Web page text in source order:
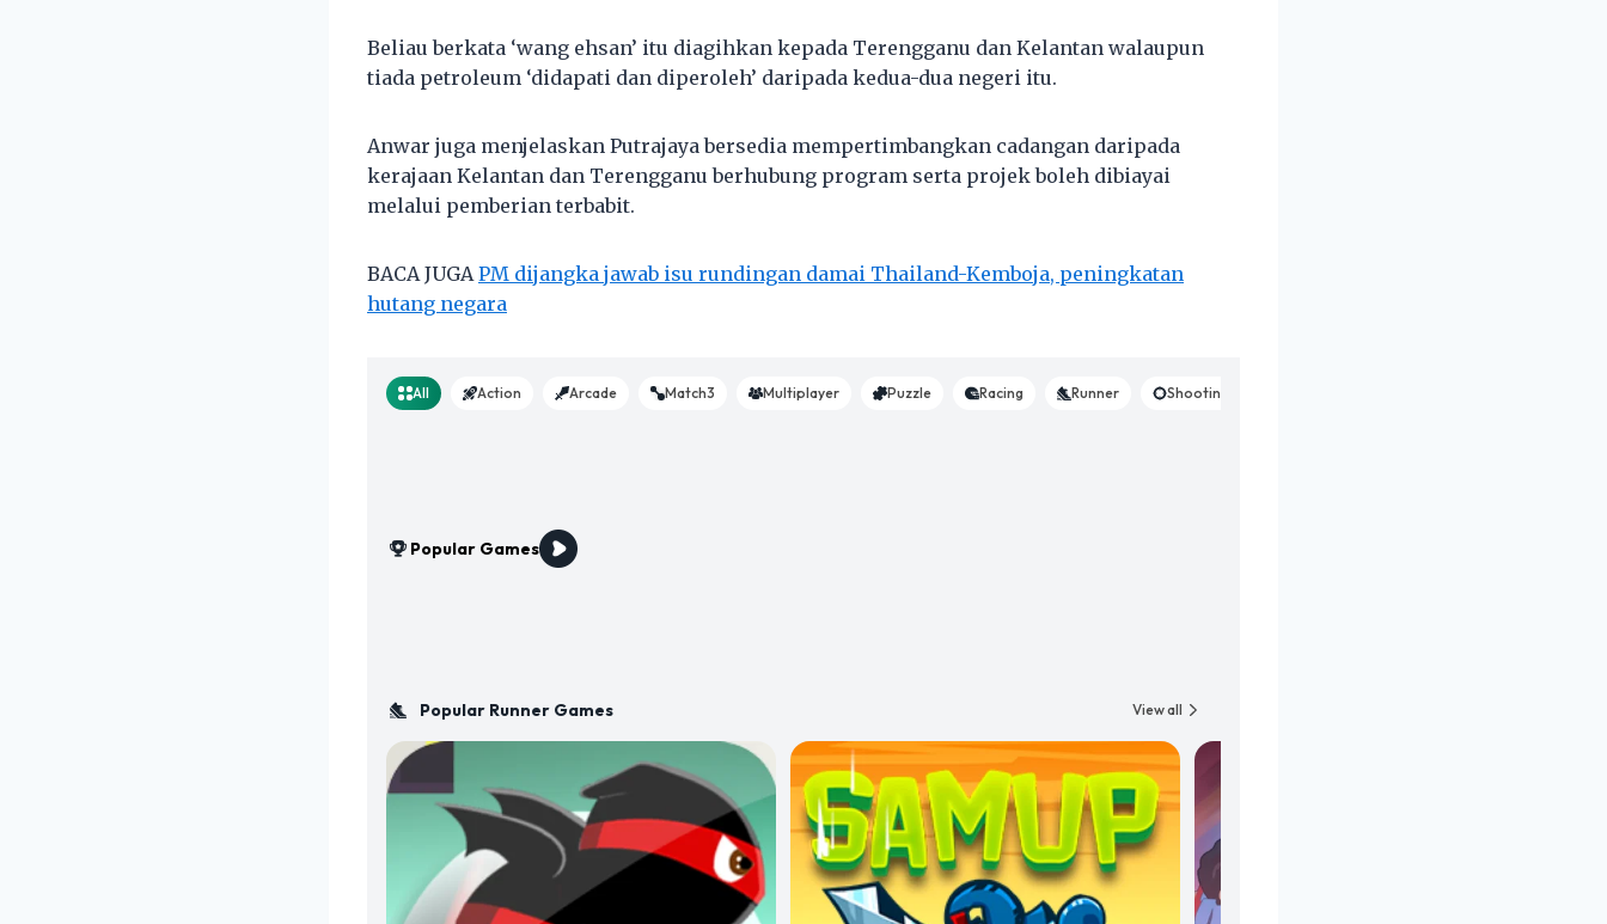
Beliau berkata ‘wang ehsan’ itu diagihkan kepada Terengganu dan Kelantan walaupun
tiada petroleum ‘didapati dan diperoleh’ daripada kedua-dua negeri itu.
Anwar juga menjelaskan Putrajaya bersedia mempertimbangkan cadangan daripada
kerajaan Kelantan dan Terengganu berhubung program serta projek boleh dibiayai
melalui pemberian terbabit.
BACA JUGAPM dijangka jawab isu rundingan damai Thailand-Kemboja, peningkatan
hutang negara